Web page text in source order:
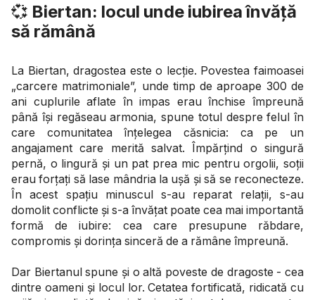
💞 Biertan: locul unde iubirea învăță
să rămână
La Biertan, dragostea este o lecție. Povestea faimoasei
„carcere matrimoniale”, unde timp de aproape 300 de
ani cuplurile aflate în impas erau închise împreună
până își regăseau armonia, spune totul despre felul în
care comunitatea înțelegea căsnicia: ca pe un
angajament care merită salvat. Împărțind o singură
pernă, o lingură și un pat prea mic pentru orgolii, soții
erau forțați să lase mândria la ușă și să se reconecteze.
În acest spațiu minuscul s-au reparat relații, s-au
domolit conflicte și s-a învățat poate cea mai importantă
formă de iubire: cea care presupune răbdare,
compromis și dorința sinceră de a rămâne împreună.
Dar Biertanul spune și o altă poveste de dragoste - cea
dintre oameni și locul lor. Cetatea fortificată, ridicată cu